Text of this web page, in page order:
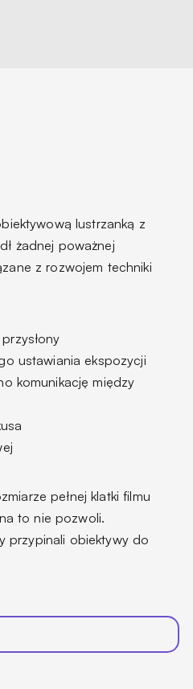
lustrzanką z
żadnej poważnej
z rozwojem techniki
ustawiania ekspozycji
komunikację między
pełnej klatki filmu
to nie pozwoli.
przypinali obiektywy do